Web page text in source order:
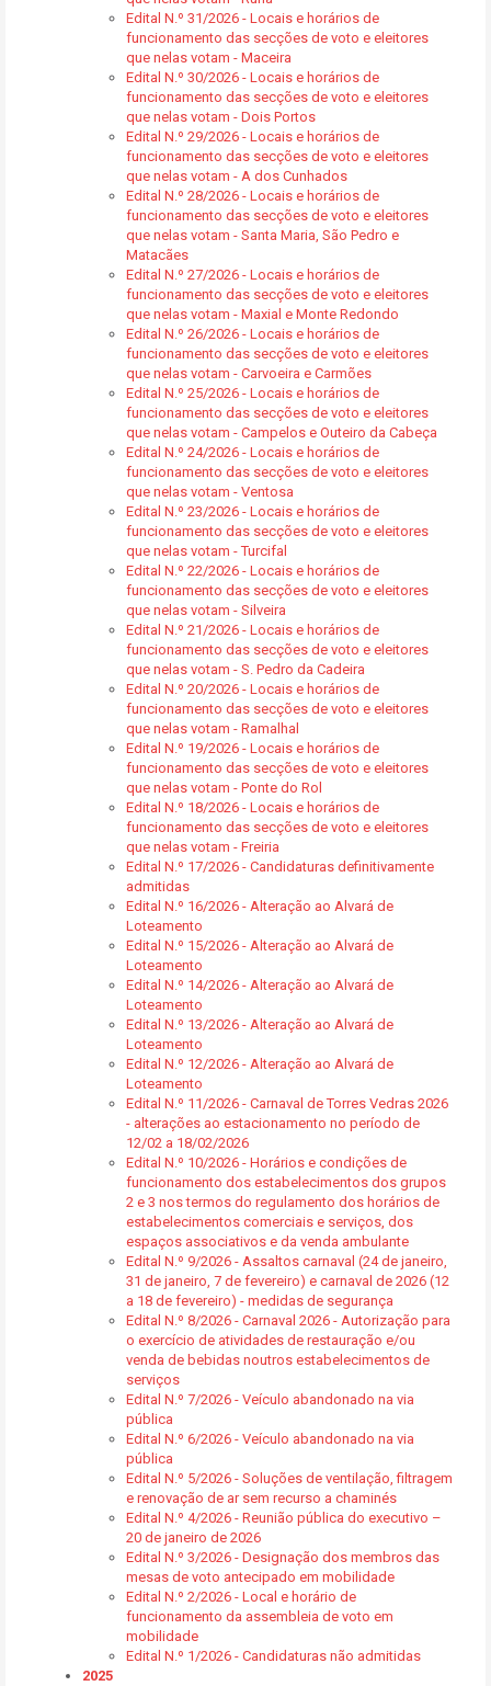
Edital N.º 31/2026 - Locais e horários de
funcionamento das secções de voto e eleitores
que nelas votam - Maceira
Edital N.º 30/2026 - Locais e horários de
funcionamento das secções de voto e eleitores
que nelas votam - Dois Portos
Edital N.º 29/2026 - Locais e horários de
funcionamento das secções de voto e eleitores
que nelas votam - A dos Cunhados
Edital N.º 28/2026 - Locais e horários de
funcionamento das secções de voto e eleitores
que nelas votam - Santa Maria, São Pedro e
Matacães
Edital N.º 27/2026 - Locais e horários de
funcionamento das secções de voto e eleitores
que nelas votam - Maxial e Monte Redondo
Edital N.º 26/2026 - Locais e horários de
funcionamento das secções de voto e eleitores
que nelas votam - Carvoeira e Carmões
Edital N.º 25/2026 - Locais e horários de
funcionamento das secções de voto e eleitores
que nelas votam - Campelos e Outeiro da Cabeça
Edital N.º 24/2026 - Locais e horários de
funcionamento das secções de voto e eleitores
que nelas votam - Ventosa
Edital N.º 23/2026 - Locais e horários de
funcionamento das secções de voto e eleitores
que nelas votam - Turcifal
Edital N.º 22/2026 - Locais e horários de
funcionamento das secções de voto e eleitores
que nelas votam - Silveira
Edital N.º 21/2026 - Locais e horários de
funcionamento das secções de voto e eleitores
que nelas votam - S. Pedro da Cadeira
Edital N.º 20/2026 - Locais e horários de
funcionamento das secções de voto e eleitores
que nelas votam - Ramalhal
Edital N.º 19/2026 - Locais e horários de
funcionamento das secções de voto e eleitores
que nelas votam - Ponte do Rol
Edital N.º 18/2026 - Locais e horários de
funcionamento das secções de voto e eleitores
que nelas votam - Freiria
Edital N.º 17/2026 - Candidaturas definitivamente
admitidas
Edital N.º 16/2026 - Alteração ao Alvará de
Loteamento
Edital N.º 15/2026 - Alteração ao Alvará de
Loteamento
Edital N.º 14/2026 - Alteração ao Alvará de
Loteamento
Edital N.º 13/2026 - Alteração ao Alvará de
Loteamento
Edital N.º 12/2026 - Alteração ao Alvará de
Loteamento
Edital N.º 11/2026 - Carnaval de Torres Vedras 2026
- alterações ao estacionamento no período de
12/02 a 18/02/2026
Edital N.º 10/2026 - Horários e condições de
funcionamento dos estabelecimentos dos grupos
2 e 3 nos termos do regulamento dos horários de
estabelecimentos comerciais e serviços, dos
espaços associativos e da venda ambulante
Edital N.º 9/2026 - Assaltos carnaval (24 de janeiro,
31 de janeiro, 7 de fevereiro) e carnaval de 2026 (12
a 18 de fevereiro) - medidas de segurança
Edital N.º 8/2026 - Carnaval 2026 - Autorização para
o exercício de atividades de restauração e/ou
venda de bebidas noutros estabelecimentos de
serviços
Edital N.º 7/2026 - Veículo abandonado na via
pública
Edital N.º 6/2026 - Veículo abandonado na via
pública
Edital N.º 5/2026 - Soluções de ventilação, filtragem
e renovação de ar sem recurso a chaminés
Edital N.º 4/2026 - Reunião pública do executivo –
20 de janeiro de 2026
Edital N.º 3/2026 - Designação dos membros das
mesas de voto antecipado em mobilidade
Edital N.º 2/2026 - Local e horário de
funcionamento da assembleia de voto em
mobilidade
Edital N.º 1/2026 - Candidaturas não admitidas
2025